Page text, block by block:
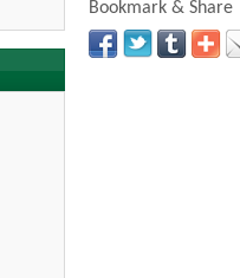
Bookmark & Share